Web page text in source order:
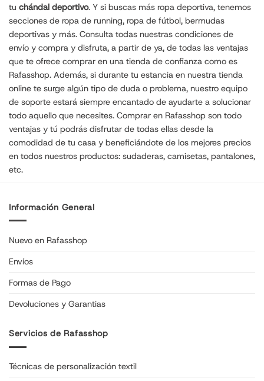
tu chándal deportivo. Y si buscas más ropa deportiva, tenemos
secciones de ropa de running, ropa de fútbol, bermudas
deportivas y más. Consulta todas nuestras condiciones de
envío y compra y disfruta, a partir de ya, de todas las ventajas
que te ofrece comprar en una tienda de confianza como es
Rafasshop. Además, si durante tu estancia en nuestra tienda
online te surge algún tipo de duda o problema, nuestro equipo
de soporte estará siempre encantado de ayudarte a solucionar
todo aquello que necesites. Comprar en Rafasshop son todo
ventajas y tú podrás disfrutar de todas ellas desde la
comodidad de tu casa y beneficiándote de los mejores precios
en todos nuestros productos: sudaderas, camisetas, pantalones,
etc.
Información General
Nuevo en Rafasshop
Envíos
Formas de Pago
Devoluciones y Garantias
Servicios de Rafasshop
Técnicas de personalización textil